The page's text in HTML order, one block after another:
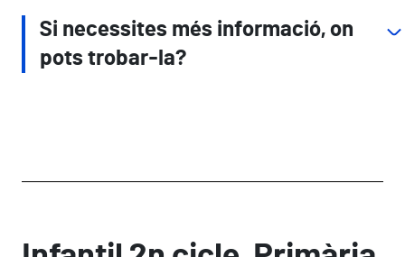
Si necessites més informació, on
pots trobar-la?